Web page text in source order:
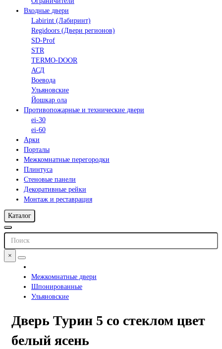
Входные двери
Labirint (Лабиринт)
Regidoors (Двери регионов)
SD-Prof
STR
TERMO-DOOR
АСД
Воевода
Ульяновские
Йошкар ола
Противопожарные и технические двери
ei-30
ei-60
Арки
Порталы
Межкомнатные перегородки
Плинтуса
Стеновые панели
Декоративные рейки
Монтаж и реставрация
Каталог
×
Межкомнатные двери
Шпонированные
Ульяновские
Дверь Турин 5 со стеклом цвет
белый ясень